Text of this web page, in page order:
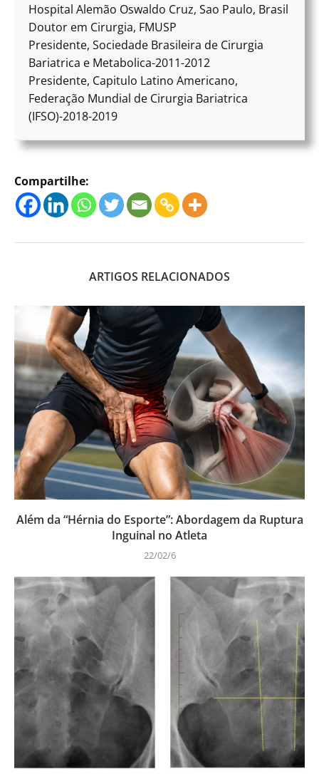
Hospital Alemão Oswaldo Cruz, Sao Paulo, Brasil
Doutor em Cirurgia, FMUSP
Presidente, Sociedade Brasileira de Cirurgia
Bariatrica e Metabolica-2011-2012
Presidente, Capitulo Latino Americano,
Federação Mundial de Cirurgia Bariatrica
(IFSO)-2018-2019
Compartilhe:
ARTIGOS RELACIONADOS
Além da “Hérnia do Esporte”: Abordagem da Ruptura
Inguinal no Atleta
22/02/6